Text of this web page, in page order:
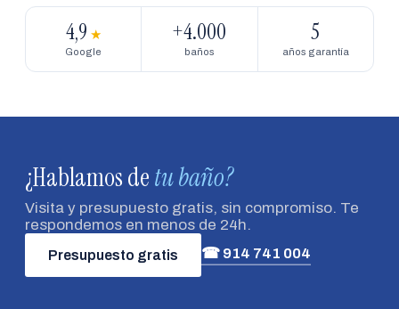
4,9 ★
Google
+4.000
baños
5
años garantía
¿Hablamos detu baño?
Visita y presupuesto gratis, sin compromiso. Te
respondemos en menos de 24h.
Presupuesto gratis ☎ 914 741 004